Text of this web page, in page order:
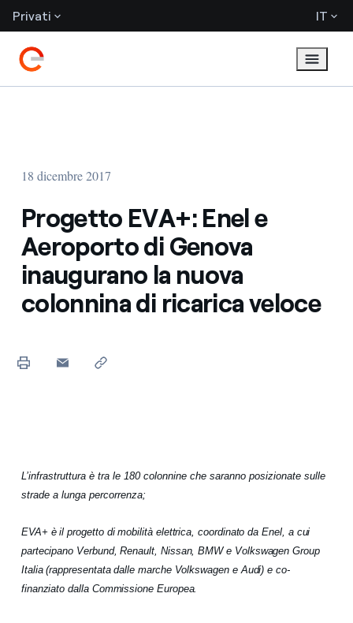
Privati IT
18 dicembre 2017
Progetto EVA+: Enel e
Aeroporto di Genova
inaugurano la nuova
colonnina di ricarica veloce
L’infrastruttura è tra le 180 colonnine che saranno posizionate sulle
strade a lunga percorrenza;
EVA+ è il progetto di mobilità elettrica, coordinato da Enel, a cui
partecipano Verbund, Renault, Nissan, BMW e Volkswagen Group
Italia (rappresentata dalle marche Volkswagen e Audi) e co-
finanziato dalla Commissione Europea.